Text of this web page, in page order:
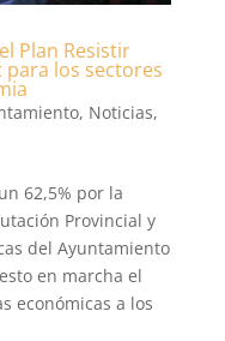
Plan Resistir
los sectores
, Noticias,
62,5% por la
Provincial y
del Ayuntamiento
en marcha el
económicas a los